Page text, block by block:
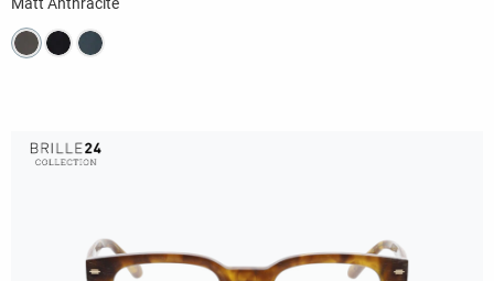
Matt Anthracite